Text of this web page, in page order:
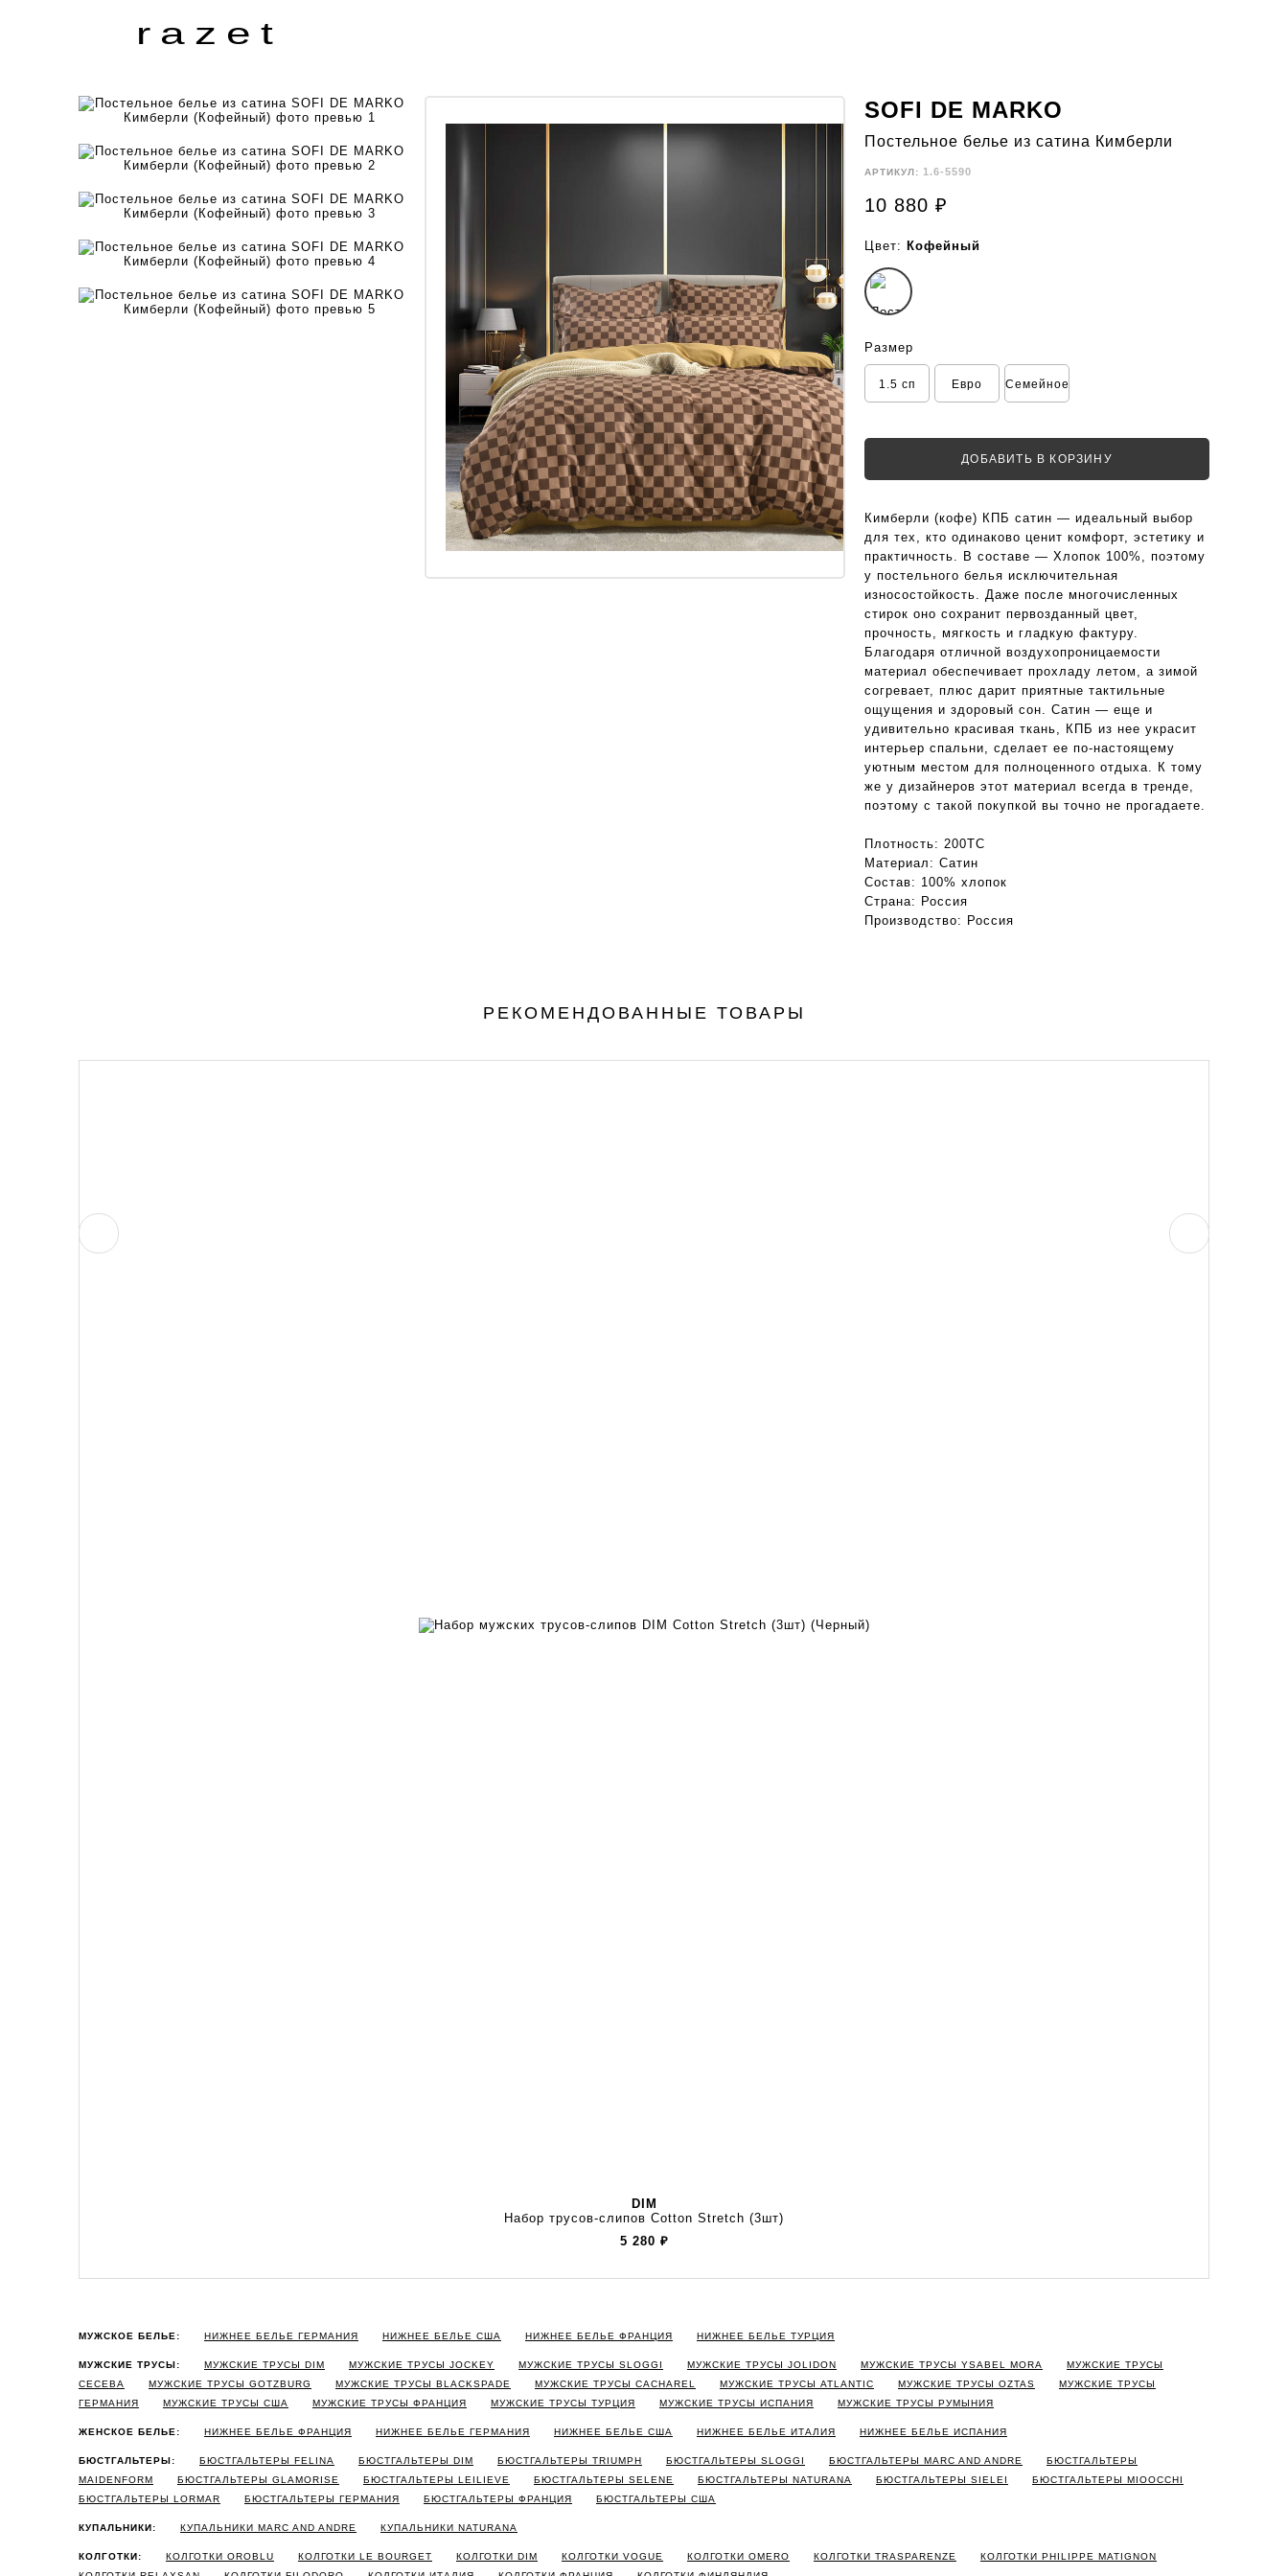
razet
SOFI DE MARKO
Постельное белье из сатина Кимберли
АРТИКУЛ: 1.6-5590
10 880 ₽
Цвет: Кофейный
Размер
1.5 сп Евро Семейное
ДОБАВИТЬ В КОРЗИНУ
Кимберли (кофе) КПБ сатин — идеальный выбор
для тех, кто одинаково ценит комфорт, эстетику и
практичность. В составе — Хлопок 100%, поэтому
у постельного белья исключительная
износостойкость. Даже после многочисленных
стирок оно сохранит первозданный цвет,
прочность, мягкость и гладкую фактуру.
Благодаря отличной воздухопроницаемости
материал обеспечивает прохладу летом, а зимой
согревает, плюс дарит приятные тактильные
ощущения и здоровый сон. Сатин — еще и
удивительно красивая ткань, КПБ из нее украсит
интерьер спальни, сделает ее по-настоящему
уютным местом для полноценного отдыха. К тому
же у дизайнеров этот материал всегда в тренде,
поэтому с такой покупкой вы точно не прогадаете.
Плотность: 200TC
Материал: Cатин
Состав: 100% хлопок
Страна: Россия
Производство: Россия
РЕКОМЕНДОВАННЫЕ ТОВАРЫ
DIM
Набор трусов-слипов Cotton Stretch (3шт)
5 280 ₽
МУЖСКОЕ БЕЛЬЕ: НИЖНЕЕ БЕЛЬЕ ГЕРМАНИЯ НИЖНЕЕ БЕЛЬЕ США НИЖНЕЕ БЕЛЬЕ ФРАНЦИЯ НИЖНЕЕ БЕЛЬЕ ТУРЦИЯ
МУЖСКИЕ ТРУСЫ: МУЖСКИЕ ТРУСЫ DIM МУЖСКИЕ ТРУСЫ JOCKEY МУЖСКИЕ ТРУСЫ SLOGGI МУЖСКИЕ ТРУСЫ JOLIDON МУЖСКИЕ ТРУСЫ YSABEL MORA
МУЖСКИЕ ТРУСЫ
CECEBA
МУЖСКИЕ ТРУСЫ GOTZBURG МУЖСКИЕ ТРУСЫ BLACKSPADE МУЖСКИЕ ТРУСЫ CACHAREL МУЖСКИЕ ТРУСЫ ATLANTIC МУЖСКИЕ ТРУСЫ OZTAS
МУЖСКИЕ ТРУСЫ
ГЕРМАНИЯ
МУЖСКИЕ ТРУСЫ США МУЖСКИЕ ТРУСЫ ФРАНЦИЯ МУЖСКИЕ ТРУСЫ ТУРЦИЯ МУЖСКИЕ ТРУСЫ ИСПАНИЯ МУЖСКИЕ ТРУСЫ РУМЫНИЯ
ЖЕНСКОЕ БЕЛЬЕ: НИЖНЕЕ БЕЛЬЕ ФРАНЦИЯ НИЖНЕЕ БЕЛЬЕ ГЕРМАНИЯ НИЖНЕЕ БЕЛЬЕ США НИЖНЕЕ БЕЛЬЕ ИТАЛИЯ НИЖНЕЕ БЕЛЬЕ ИСПАНИЯ
БЮСТГАЛЬТЕРЫ: БЮСТГАЛЬТЕРЫ FELINA БЮСТГАЛЬТЕРЫ DIM БЮСТГАЛЬТЕРЫ TRIUMPH БЮСТГАЛЬТЕРЫ SLOGGI БЮСТГАЛЬТЕРЫ MARC AND ANDRE
БЮСТГАЛЬТЕРЫ
MAIDENFORM
БЮСТГАЛЬТЕРЫ GLAMORISE БЮСТГАЛЬТЕРЫ LEILIEVE БЮСТГАЛЬТЕРЫ SELENE БЮСТГАЛЬТЕРЫ NATURANA БЮСТГАЛЬТЕРЫ SIELEI
БЮСТГАЛЬТЕРЫ MIOOCCHI
БЮСТГАЛЬТЕРЫ LORMAR
БЮСТГАЛЬТЕРЫ ГЕРМАНИЯ БЮСТГАЛЬТЕРЫ ФРАНЦИЯ БЮСТГАЛЬТЕРЫ США
КУПАЛЬНИКИ: КУПАЛЬНИКИ MARC AND ANDRE КУПАЛЬНИКИ NATURANA
КОЛГОТКИ: КОЛГОТКИ OROBLU КОЛГОТКИ LE BOURGET КОЛГОТКИ DIM КОЛГОТКИ VOGUE КОЛГОТКИ OMERO КОЛГОТКИ TRASPARENZE
КОЛГОТКИ PHILIPPE MATIGNON